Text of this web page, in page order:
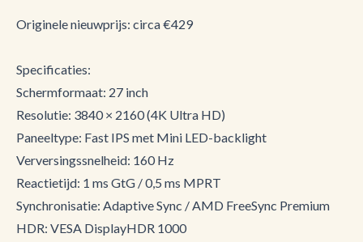
Originele nieuwprijs: circa €429
Specificaties:
Schermformaat: 27 inch
Resolutie: 3840 × 2160 (4K Ultra HD)
Paneeltype: Fast IPS met Mini LED-backlight
Verversingssnelheid: 160 Hz
Reactietijd: 1 ms GtG / 0,5 ms MPRT
Synchronisatie: Adaptive Sync / AMD FreeSync Premium
HDR: VESA DisplayHDR 1000